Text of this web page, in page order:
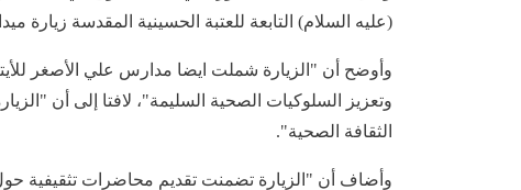
(عليه السلام) التابعة للعتبة الحسينية المقدسة زيارة
وأوضح أن "الزيارة شملت ايضا مدارس علي الأصغر
وتعزيز السلوكيات الصحية السليمة"، لافتا إلى أن
الثقافة الصحية".
وأضاف أن "الزيارة تضمنت تقديم محاضرات تثقيفية